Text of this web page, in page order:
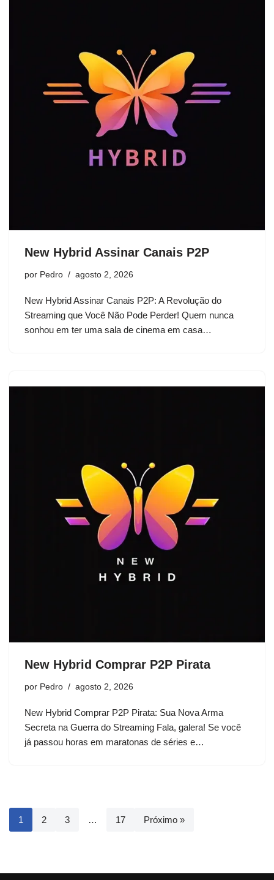
New Hybrid Assinar Canais P2P
por Pedro agosto 2, 2026
New Hybrid Assinar Canais P2P: A Revolução do
Streaming que Você Não Pode Perder! Quem nunca
sonhou em ter uma sala de cinema em casa…
New Hybrid Comprar P2P Pirata
por Pedro agosto 2, 2026
New Hybrid Comprar P2P Pirata: Sua Nova Arma
Secreta na Guerra do Streaming Fala, galera! Se você
já passou horas em maratonas de séries e…
1 2 3 … 17 Próximo »